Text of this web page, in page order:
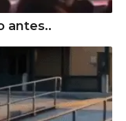
antes..